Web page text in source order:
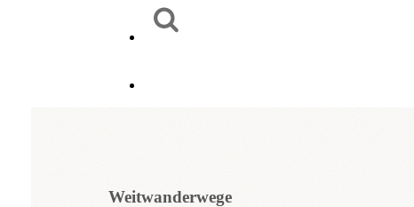
Weitwanderwege